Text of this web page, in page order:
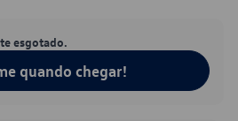
esgotado.
quando chegar!